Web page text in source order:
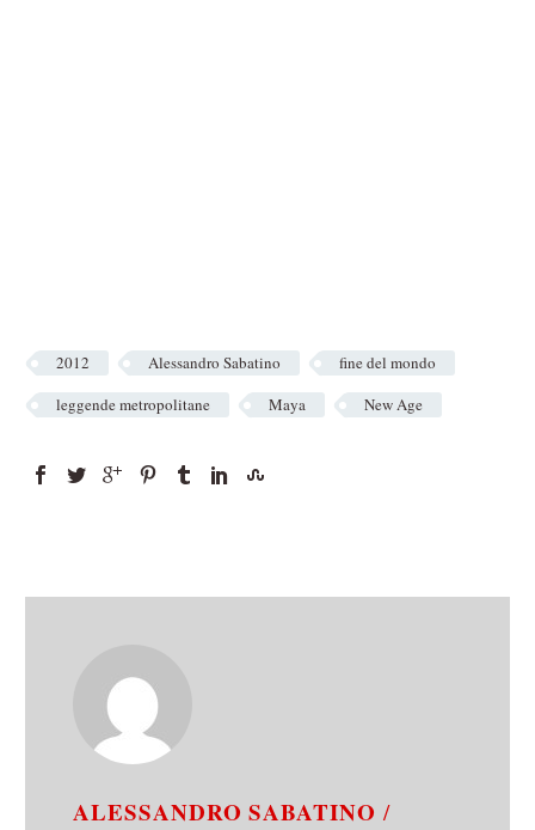
2012 Alessandro Sabatino
fine del mondo
leggende metropolitane
Maya New Age
ALESSANDRO SABATINO /